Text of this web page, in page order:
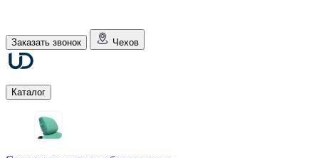
Заказать звонок Чехов
Каталог